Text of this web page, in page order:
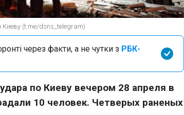
Киеву (t.me/dsns_telegram)
через факти, а не чутки з РБК-
по Киеву вечером 28 апреля в
10 человек. Четверых раненых